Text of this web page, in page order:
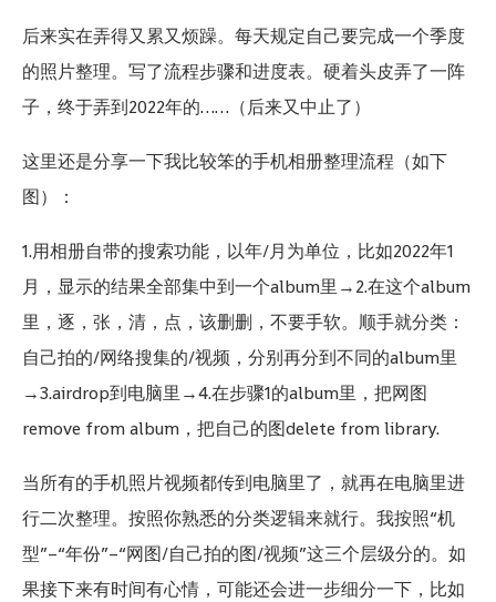
后来实在弄得又累又烦躁。每天规定自己要完成一个季度
的照片整理。写了流程步骤和进度表。硬着头皮弄了一阵
子，终于弄到2022年的…… （后来又中止了）
这里还是分享一下我比较笨的手机相册整理流程（如下
图）：
1.用相册自带的搜索功能，以年/月为单位，比如2022年1
月，显示的结果全部集中到一个album里→2.在这个album
里，逐，张，清，点，该删删，不要手软。顺手就分类：
自己拍的/网络搜集的/视频，分别再分到不同的album里
→3.airdrop到电脑里→4.在步骤1的album里，把网图
remove from album，把自己的图delete from library.
当所有的手机照片视频都传到电脑里了，就再在电脑里进
行二次整理。按照你熟悉的分类逻辑来就行。我按照“机
型”–“年份”–“网图/自己拍的图/视频”这三个层级分的。如
果接下来有时间有心情，可能还会进一步细分一下，比如